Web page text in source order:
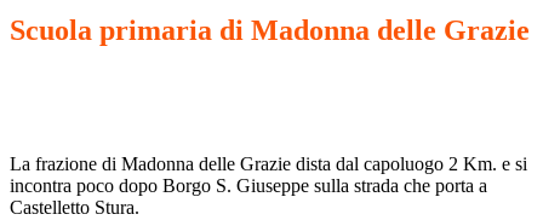
Scuola primaria di Madonna delle Grazie
La frazione di Madonna delle Grazie dista dal capoluogo 2 Km. e si
incontra poco dopo Borgo S. Giuseppe sulla strada che porta a
Castelletto Stura.